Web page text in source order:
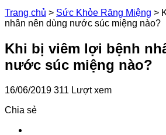
Trang chủ > Sức Khỏe Răng Miệng >
nhân nên dùng nước súc miệng nào?
Khi bị viêm lợi bệnh
nước súc miệng nào?
16/06/2019 311 Lượt xem
Chia sẻ